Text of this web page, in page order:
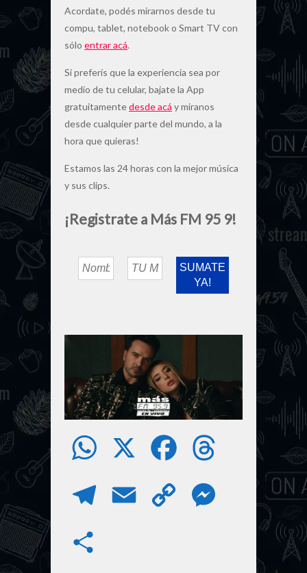
Acordate, podés mirarnos desde tu
compu, tablet, notebook o Smart TV con
sólo entrar acá.
Si preferís que la experiencia sea por
medio de tu celular, bajate la App
gratuitamentedesde acá y miranos
desde cualquier parte del mundo, a la
hora que quieras!
Estamos las 24 horas con la mejor música
y sus clips.
¡Registrate a Más FM 95 9!